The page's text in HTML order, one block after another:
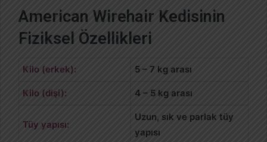
American Wirehair Kedisinin
Fiziksel Özellikleri
Kilo (erkek): 5 – 7 kg arası
Kilo (dişi): 4 – 5 kg arası
Tüy yapısı:
Uzun, sık ve parlak tüy
yapısı